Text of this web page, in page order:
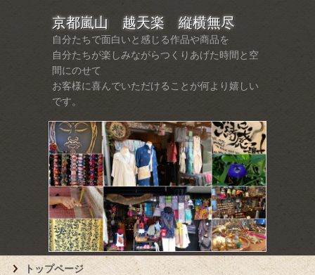
京都嵐山 越天楽 縦横無尽
自分たちで面白いと感じる作品や商品を
自分たちが楽しみながらつくりあげた時間と空
間にのせて
お客様に喜んでいただけることが何より嬉しい
です。
トップページ